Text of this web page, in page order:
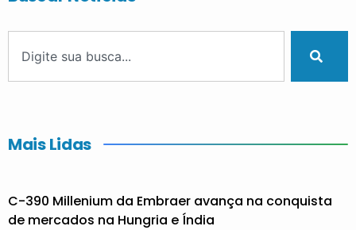
Mais Lidas
C-390 Millenium da Embraer avança na conquista
de mercados na Hungria e Índia